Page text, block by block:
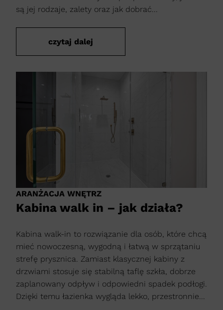
są jej rodzaje, zalety oraz jak dobrać...
czytaj dalej
ARANŻACJA WNĘTRZ
Kabina walk in – jak działa?
Kabina walk-in to rozwiązanie dla osób, które chcą
mieć nowoczesną, wygodną i łatwą w sprzątaniu
strefę prysznica. Zamiast klasycznej kabiny z
drzwiami stosuje się stabilną taflę szkła, dobrze
zaplanowany odpływ i odpowiedni spadek podłogi.
Dzięki temu łazienka wygląda lekko, przestronnie...